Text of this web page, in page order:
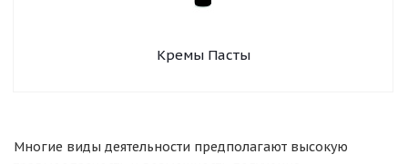
Кремы Пасты
Многие виды деятельности предполагают высокую